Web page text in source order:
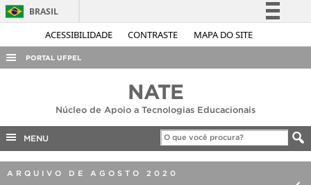
ACESSIBILIDADE CONTRASTE MAPA DO SITE
BRASIL
Simplifique!
Acesso à informação
Legislação
Canais
PORTAL UFPEL
AUDITORIA
COBALTO
CONCURSOS
EDITAIS
NATE
Núcleo de Apoio a Tecnologias Educacionais
MENU
ARQUIVO DE AGOSTO 2020